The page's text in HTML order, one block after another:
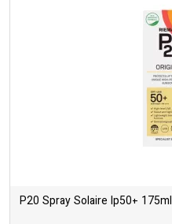
P20 Spray Solaire Ip50+ 175ml